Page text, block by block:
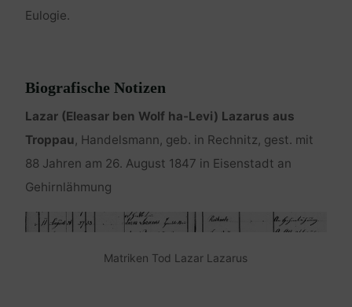
Eulogie.
Biografische Notizen
Lazar (Eleasar ben Wolf ha-Levi) Lazarus aus
Troppau, Handelsmann, geb. in Rechnitz, gest. mit
88 Jahren am 26. August 1847 in Eisenstadt an
Gehirnlähmung
Matriken Tod Lazar Lazarus